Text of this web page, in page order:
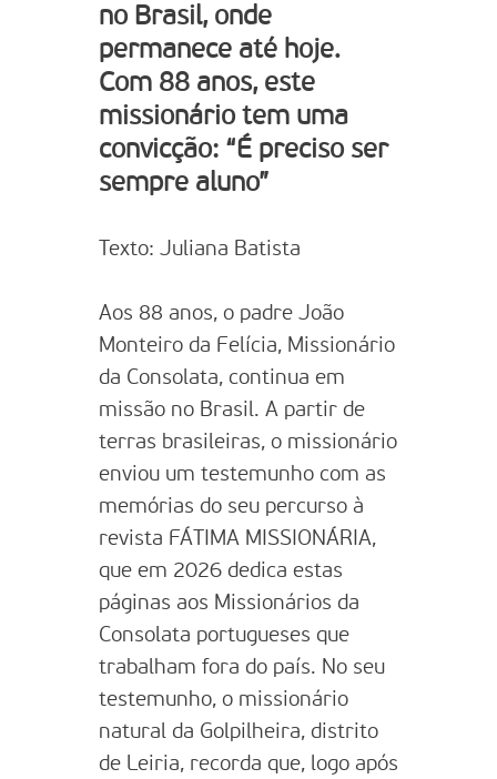
no Brasil, onde
permanece até hoje.
Com 88 anos, este
missionário tem uma
convicção: “É preciso ser
sempre aluno”
Texto: Juliana Batista
Aos 88 anos, o padre João
Monteiro da Felícia, Missionário
da Consolata, continua em
missão no Brasil. A partir de
terras brasileiras, o missionário
enviou um testemunho com as
memórias do seu percurso à
revista FÁTIMA MISSIONÁRIA,
que em 2026 dedica estas
páginas aos Missionários da
Consolata portugueses que
trabalham fora do país. No seu
testemunho, o missionário
natural da Golpilheira, distrito
de Leiria, recorda que, logo após